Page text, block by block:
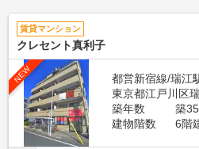
賃貸マンション
クレセント真利子
NEW
都営新宿線/瑞江
東京都江戸川区
築年数
築
建物階数
6階